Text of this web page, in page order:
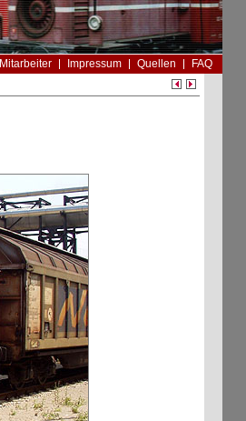
Mitarbeiter Impressum Quellen
FAQ